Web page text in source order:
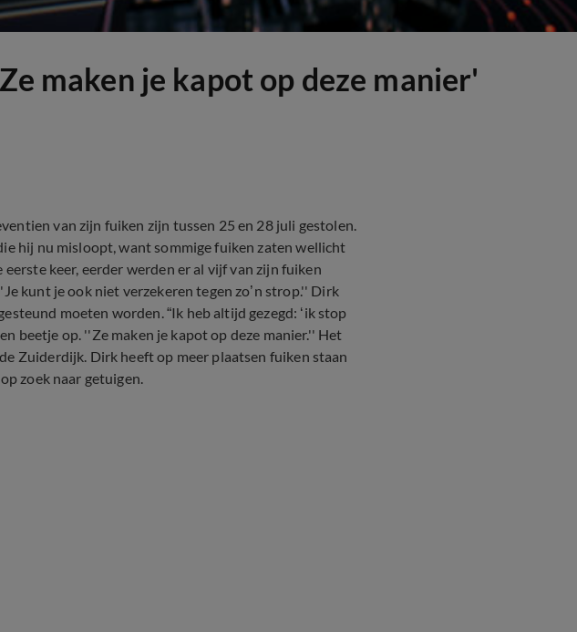
maken je kapot op deze manier'
van zijn fuiken zijn tussen 25 en 28 juli gestolen.
hij nu misloopt, want sommige fuiken zaten wellicht
keer, eerder werden er al vijf van zijn fuiken
kunt je ook niet verzekeren tegen zo’n strop.'' Dirk
moeten worden. “Ik heb altijd gezegd: ‘ik stop
beetje op. ''Ze maken je kapot op deze manier.'' Het
Zuiderdijk. Dirk heeft op meer plaatsen fuiken staan
zoek naar getuigen.